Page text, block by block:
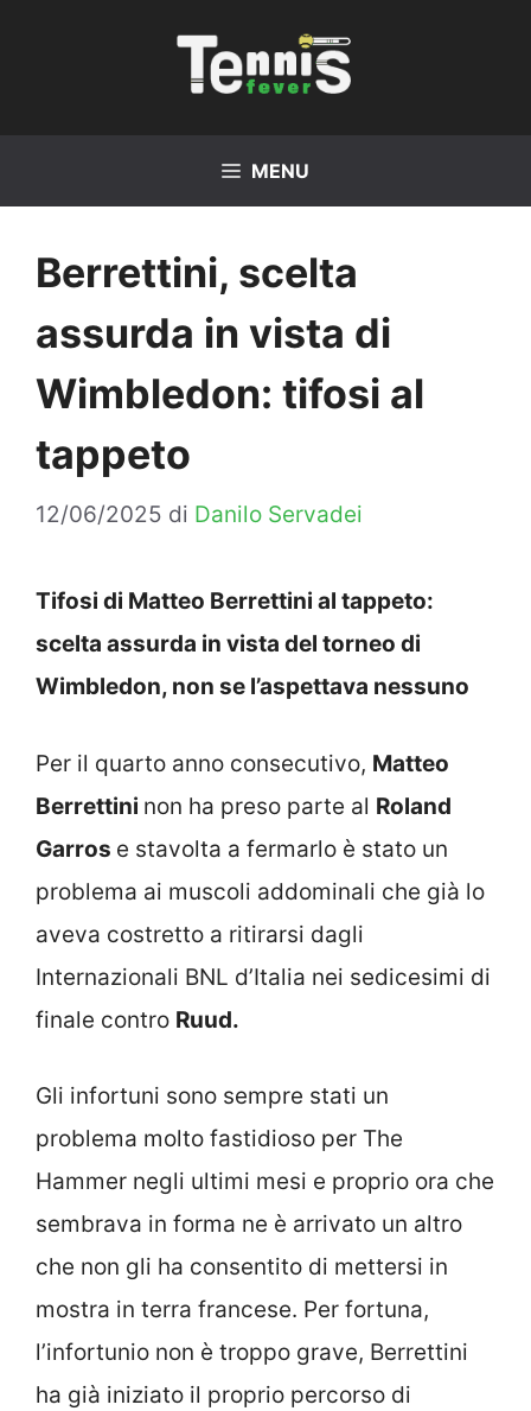
MENU
Berrettini, scelta
assurda in vista di
Wimbledon: tifosi al
tappeto
12/06/2025 di Danilo Servadei
Tifosi di Matteo Berrettini al tappeto:
scelta assurda in vista del torneo di
Wimbledon, non se l’aspettava nessuno
Per il quarto anno consecutivo, Matteo
Berrettini non ha preso parte al Roland
Garros e stavolta a fermarlo è stato un
problema ai muscoli addominali che già lo
aveva costretto a ritirarsi dagli
Internazionali BNL d’Italia nei sedicesimi di
finale contro Ruud.
Gli infortuni sono sempre stati un
problema molto fastidioso per The
Hammer negli ultimi mesi e proprio ora che
sembrava in forma ne è arrivato un altro
che non gli ha consentito di mettersi in
mostra in terra francese. Per fortuna,
l’infortunio non è troppo grave, Berrettini
ha già iniziato il proprio percorso di